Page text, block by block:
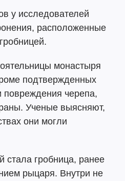
у исследователей
расположенные
монастыря
подтвержденных
повреждения черепа,
Ученые выясняют,
они могли
стала гробница, ранее
рыцаря. Внутри не